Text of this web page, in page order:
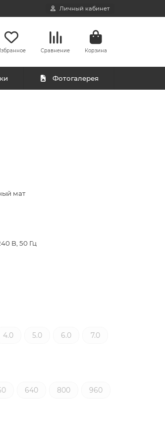
Личный кабинет
Сравнение Корзина
Фотогалерея
мат
В, 50 Гц
4.0 5.0 6.0 7.0
640 800 960